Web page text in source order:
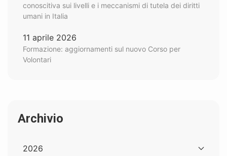
conoscitiva sui livelli e i meccanismi di tutela dei diritti
umani in Italia
11 aprile 2026
Formazione: aggiornamenti sul nuovo Corso per
Volontari
Archivio
2026